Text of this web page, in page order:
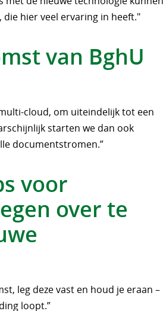
hier veel ervaring in heeft."
van BghU
cloud, om uiteindelijk tot een
starten we dan ook
documentstromen.”
voor
over te
leg deze vast en houd je eraan –
loopt.”